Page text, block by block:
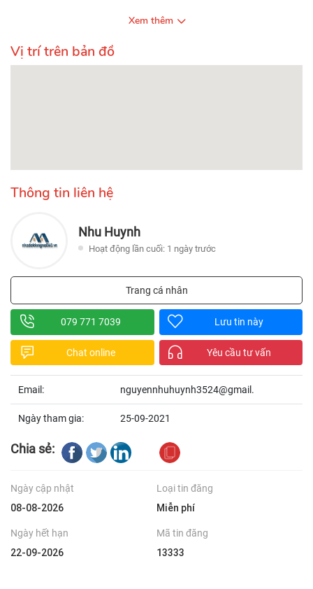
Xem thêm
Vị trí trên bản đồ
Thông tin liên hệ
Nhu Huynh
Hoạt động lần cuối: 1 ngày trước
Trang cá nhân
079 771 7039 Lưu tin này
Chat online Yêu cầu tư vấn
Email: nguyennhuhuynh3524@gmail.
Ngày tham gia: 25-09-2021
Chia sẻ:
Ngày cập nhật
08-08-2026
Loại tin đăng
Miễn phí
Ngày hết hạn
22-09-2026
Mã tin đăng
13333